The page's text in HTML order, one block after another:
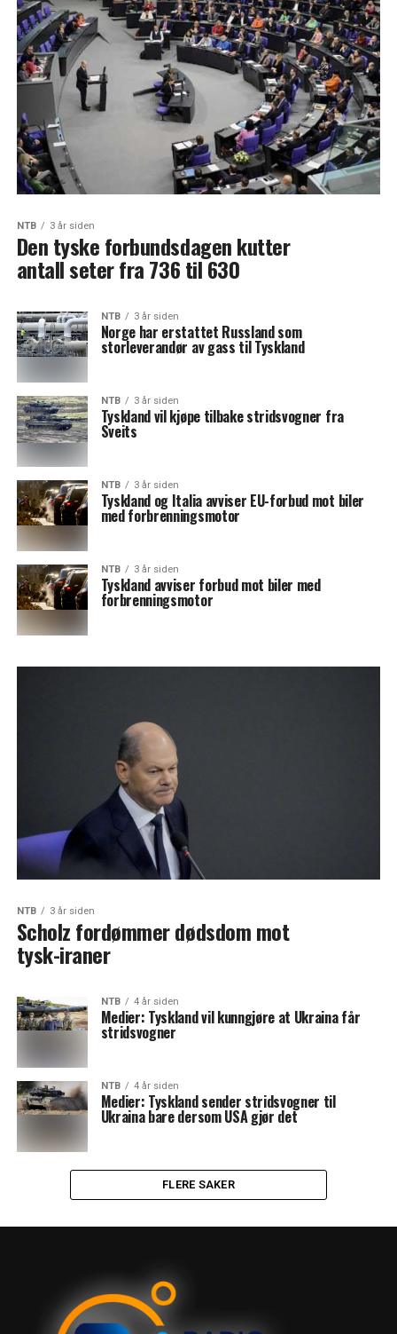
NTB 3 år siden
Den tyske forbundsdagen kutter
antall seter fra 736 til 630
NTB 3 år siden
Norge har erstattet Russland som
storleverandør av gass til Tyskland
NTB 3 år siden
Tyskland vil kjøpe tilbake stridsvogner fra
Sveits
NTB 3 år siden
Tyskland og Italia avviser EU-forbud mot biler
med forbrenningsmotor
NTB 3 år siden
Tyskland avviser forbud mot biler med
forbrenningsmotor
NTB 3 år siden
Scholz fordømmer dødsdom mot
tysk-iraner
NTB 4 år siden
Medier: Tyskland vil kunngjøre at Ukraina får
stridsvogner
NTB 4 år siden
Medier: Tyskland sender stridsvogner til
Ukraina bare dersom USA gjør det
FLERE SAKER